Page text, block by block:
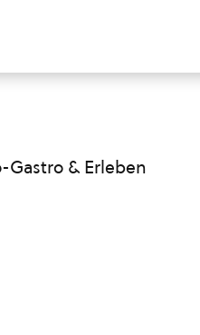
Gastro & Erleben